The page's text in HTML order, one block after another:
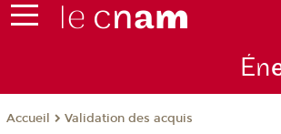
Én
Accueil Validation des acquis